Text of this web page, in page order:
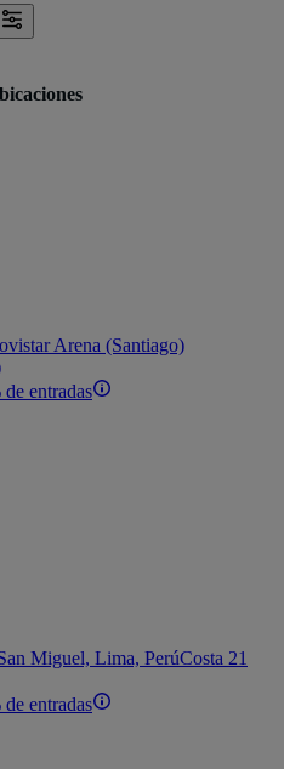
Arena (Santiago)
entradas
Miguel, Lima, PerúCosta 21
entradas